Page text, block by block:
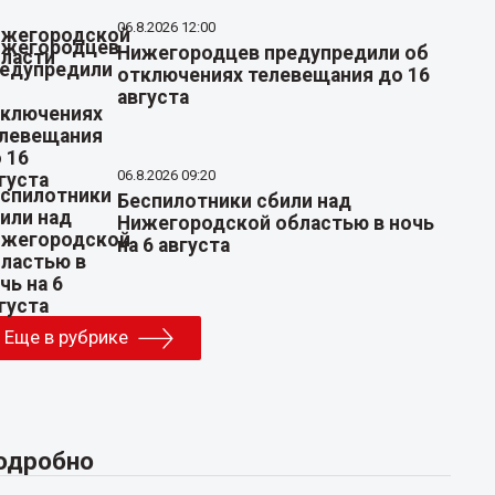
06.8.2026 12:00
Нижегородцев предупредили об
отключениях телевещания до 16
августа
06.8.2026 09:20
Беспилотники сбили над
Нижегородской областью в ночь
на 6 августа
Еще в рубрике